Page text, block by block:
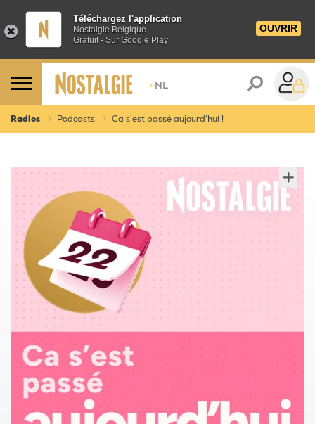
Téléchargez l'application
Nostalgie Belgique
Gratuit - Sur Google Play
OUVRIR
> NL
Radios Podcasts Ca s'est passé aujourd'hui !